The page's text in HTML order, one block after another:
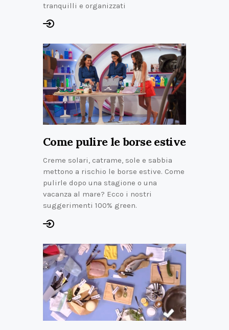
tranquilli e organizzati
Come pulire le borse estive
Creme solari, catrame, sole e sabbia
mettono a rischio le borse estive. Come
pulirle dopo una stagione o una
vacanza al mare? Ecco i nostri
suggerimenti 100% green.